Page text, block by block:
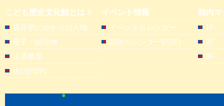
こども歴史文化館とは？
福井県にゆかりの人物
冊子・販売物
沿革概要
統計[PDF]
イベント情報
イベントカレンダー
開館カレンダー[PDF]
館内マ
1F
2F
3F